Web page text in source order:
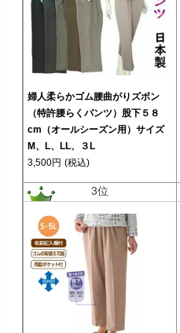
婦人柔らかゴム腰曲がりズボン
（特許腰らくパンツ）股下５８
cm（オールシーズン用）サイズ
M、L、LL、３L
3,500円 (税込)
3位